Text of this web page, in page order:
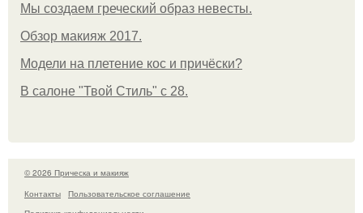
Мы создаем греческий образ невесты.
Обзор макияж 2017.
Модели на плетение кос и причёски?
В салоне "Твой Стиль" с 28.
© 2026 Прическа и макияж
Контакты
Пользовательское соглашение